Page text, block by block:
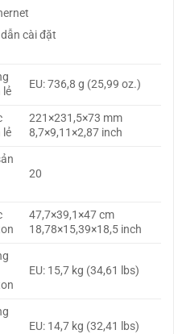
cài đặt
lẻ
EU: 736,8 g (25,99 oz.)
lẻ
221×231,5×73 mm
8,7×9,11×2,87 ​​inch
20
47,7×39,1×47 cm
18,78×15,39×18,5 inch
EU: 15,7 kg (34,61 lbs)
EU: 14,7 kg (32,41 lbs)